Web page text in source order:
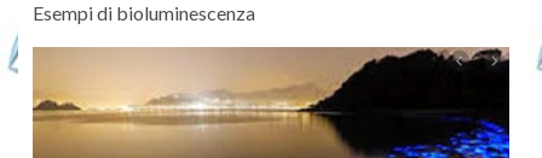
Esempi di bioluminescenza